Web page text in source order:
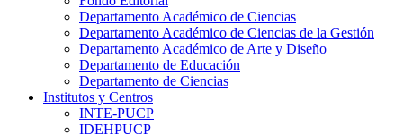
Departamento Académico de Ciencias
Departamento Académico de Ciencias de la Gestión
Departamento Académico de Arte y Diseño
Departamento de Educación
Departamento de Ciencias
Institutos y Centros
INTE-PUCP
IDEHPUCP